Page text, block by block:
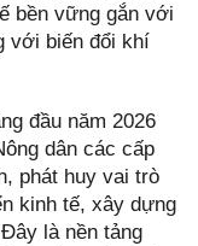
bền vững gắn với
với biến đổi khí
đầu năm 2026
dân các cấp
phát huy vai trò
kinh tế, xây dựng
là nền tảng